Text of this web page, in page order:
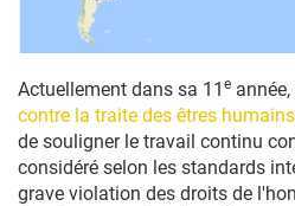
Actuellement dans sa 11 e année,
contre la traite des êtres humains
de souligner le travail continu
considéré selon les standards
grave violation des droits de